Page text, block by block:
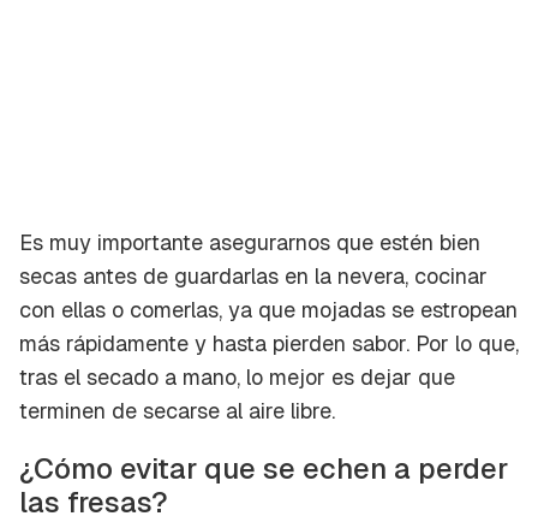
Guardar como favorito
Para poder guardar como favorito, primero has
de iniciar sesión con tu cuenta de Cocinatis.
INICIAR SESIÓN CANCELAR
Es muy importante asegurarnos que estén bien
secas antes de guardarlas en la nevera, cocinar
con ellas o comerlas, ya que mojadas se estropean
más rápidamente y hasta pierden sabor. Por lo que,
tras el secado a mano, lo mejor es dejar que
terminen de secarse al aire libre.
¿Cómo evitar que se echen a perder
las fresas?
Contenido enviado
Gracias por suscribirte a nuestro boletín.